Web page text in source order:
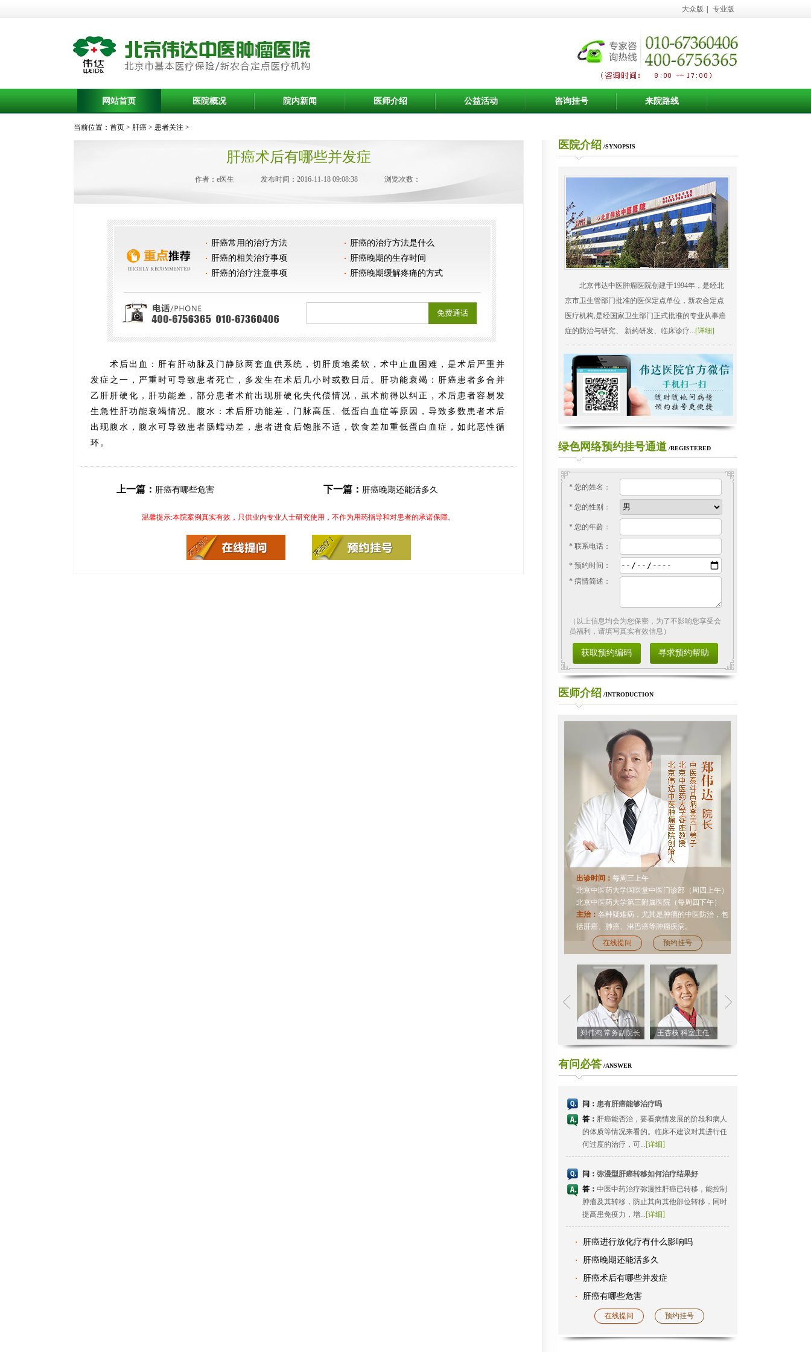
大众版 专业版
网站首页 医院概况 院内新闻 医师介绍 公益活动 咨询挂号 来院路线
当前位置： 首页> 肝癌> 患者关注 >
肝癌术后有哪些并发症
作者：e医生 发布时间：2016-11-18 09:08:38 浏览次数：
肝癌常用的治疗方法
肝癌的治疗方法是什么
肝癌的相关治疗事项
肝癌晚期的生存时间
肝癌的治疗注意事项
肝癌晚期缓解疼痛的方式
术后出血：肝有肝动脉及门静脉两套血供系统，切肝质地柔软，术中止血困难，是术后严重并
发症之一，严重时可导致患者死亡，多发生在术后几小时或数日后。肝功能衰竭：肝癌患者多合并
乙肝肝硬化，肝功能差，部分患者术前出现肝硬化失代偿情况，虽术前得以纠正，术后患者容易发
生急性肝功能衰竭情况。腹水：术后肝功能差，门脉高压、低蛋白血症等原因，导致多数患者术后
出现腹水，腹水可导致患者肠蠕动差，患者进食后饱胀不适，饮食差加重低蛋白血症，如此恶性循
环。
上一篇： 肝癌有哪些危害 下一篇： 肝癌晚期还能活多久
温馨提示:本院案例真实有效，只供业内专业人士研究使用，不作为用药指导和对患者的承诺保障。
医院介绍 /SYNOPSIS
北京伟达中医肿瘤医院创建于1994年，是经北
京市卫生管部门批准的医保定点单位，新农合定点
医疗机构,是经国家卫生部门正式批准的专业从事癌
症的防治与研究、 新药研发、临床诊疗...[详细]
绿色网络预约挂号通道 /REGISTERED
* 您的姓名：
* 您的性别：
* 您的年龄：
* 联系电话：
* 预约时间：
* 病情简述：
（以上信息均会为您保密，为了不影响您享受会
员福利，请填写真实有效信息）
获取预约编码 寻求预约帮助
医师介绍 /INTRODUCTION
出诊时间： 每周三上午
北京中医药大学国医堂中医门诊部（周四上午）
北京中医药大学第三附属医院（每周四下午）
主治： 各种疑难病，尤其是肿瘤的中医防治，包
括肝癌、肺癌、淋巴癌等肿瘤疾病。
在线提问
预约挂号
郑伟鸿 常务副院长 王杏枝 科室主任
有问必答/ANSWER
问： 患有肝癌能够治疗吗
答： 肝癌能否治，要看病情发展的阶段和病人
的体质等情况来看的。临床不建议对其进行任
何过度的治疗，可...[详细]
问： 弥漫型肝癌转移如何治疗结果好
答： 中医中药治疗弥漫性肝癌已转移，能控制
肿瘤及其转移，防止其向其他部位转移，同时
提高患免疫力，增...[详细]
肝癌进行放化疗有什么影响吗
肝癌晚期还能活多久
肝癌术后有哪些并发症
肝癌有哪些危害
在线提问 预约挂号